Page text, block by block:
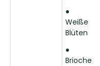
●
Weiße
Blüten
●
Brioche